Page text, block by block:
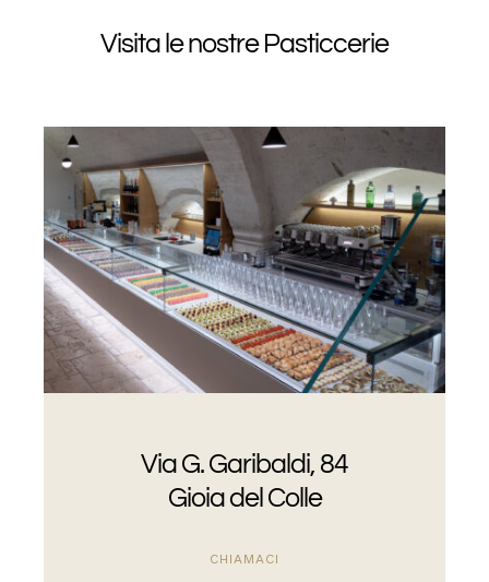
Visita le nostre Pasticcerie
Via G. Garibaldi, 84
Gioia del Colle
CHIAMACI